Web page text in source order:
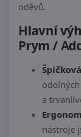
oděvů.
Hlavní
Prym /
a
nástroje